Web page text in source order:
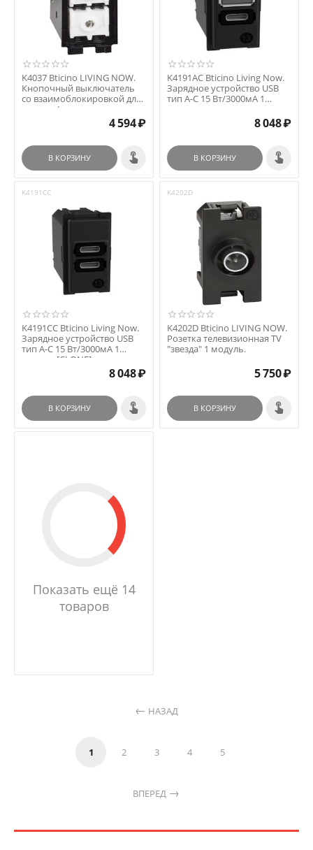
K4037 Bticino LIVING NOW.
Кнопочный выключатель
со взаимоблокировкой для
жалюзи/рольста...
4 594₽
В КОРЗИНУ
K4191AC Bticino Living Now.
Зарядное устройство USB
тип А-C 15 Вт/3000мА 1
8 048₽
В КОРЗИНУ
K4191CC
K4191CC Bticino Living Now.
Зарядное устройство USB
тип А-C 15 Вт/3000мА 1
модуль [CLONE]
8 048₽
В КОРЗИНУ
K4202D
K4202D Bticino LIVING NOW.
Розетка телевизионная TV
"звезда" 1 модуль.
5 750₽
В КОРЗИНУ
Показать ещё 14
товаров
НАЗАД
1 2 3 4 5
ВПЕРЕД